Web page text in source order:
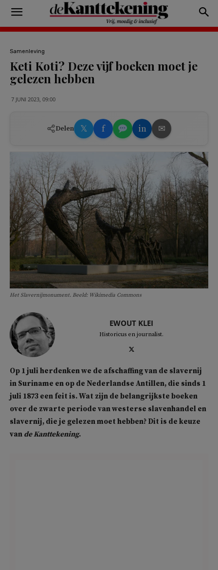
Samenleving
Keti Koti? Deze vijf boeken moet je
gelezen hebben
7 JUNI 2023, 09:00
Delen 𝕏 f in ✉
Het Slavernijmonument. Beeld: Wikimedia Commons
EWOUT KLEI
Historicus en journalist.
Op 1 juli herdenken we de afschaffing van de slavernij
in Suriname en op de Nederlandse Antillen, die sinds 1
juli 1873 een feit is. Wat zijn de belangrijkste boeken
over de zwarte periode van westerse slavenhandel en
slavernij, die je gelezen moet hebben? Dit is de keuze
van de Kanttekening.